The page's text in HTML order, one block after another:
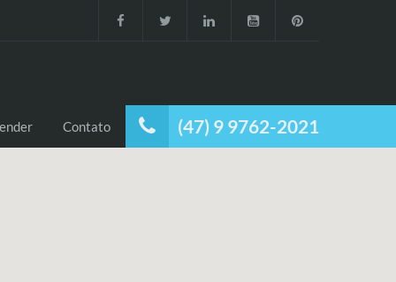
(47) 9 9762-2021
Contato